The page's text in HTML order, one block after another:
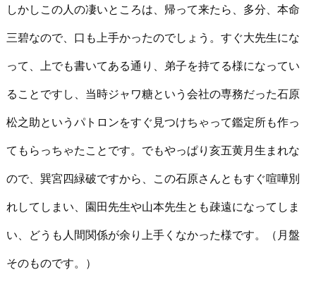
しかしこの人の凄いところは、帰って来たら、多分、本命
三碧なので、口も上手かったのでしょう。すぐ大先生にな
って、上でも書いてある通り、弟子を持てる様になってい
ることですし、当時ジャワ糖という会社の専務だった石原
松之助というパトロンをすぐ見つけちゃって鑑定所も作っ
てもらっちゃたことです。でもやっぱり亥五黄月生まれな
ので、巽宮四緑破ですから、この石原さんともすぐ喧嘩別
れしてしまい、園田先生や山本先生とも疎遠になってしま
い、どうも人間関係が余り上手くなかった様です。（月盤
そのものです。）